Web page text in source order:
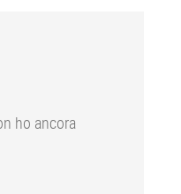
ho ancora